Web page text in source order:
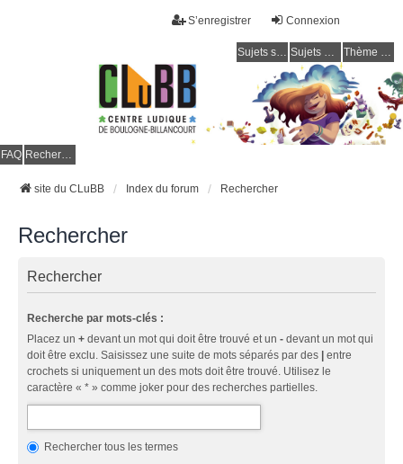
Connexion
S’enregistrer
Sujets sans réponse Sujets actifs Thème clair / foncé
FAQ Rechercher
site du CLuBB Index du forum Rechercher
Rechercher
Rechercher
Recherche par mots-clés :
Placez un + devant un mot qui doit être trouvé et un - devant un mot qui
doit être exclu. Saisissez une suite de mots séparés par des | entre
crochets si uniquement un des mots doit être trouvé. Utilisez le
caractère « * » comme joker pour des recherches partielles.
Rechercher tous les termes